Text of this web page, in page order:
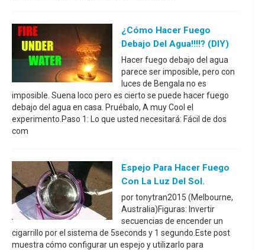
¿Cómo Hacer Fuego
Debajo Del Agua!!!!? (DIY)
Hacer fuego debajo del agua
parece ser imposible, pero con
luces de Bengala no es
imposible. Suena loco pero es cierto se puede hacer fuego
debajo del agua en casa. Pruébalo, A muy Cool el
experimento.Paso 1: Lo que usted necesitará: Fácil de dos
com
Espejo Para Hacer Fuego
Con La Luz Del Sol.
por tonytran2015 (Melbourne,
Australia)Figuras: Invertir
secuencias de encender un
cigarrillo por el sistema de 5seconds y 1 segundo.Este post
muestra cómo configurar un espejo y utilizarlo para